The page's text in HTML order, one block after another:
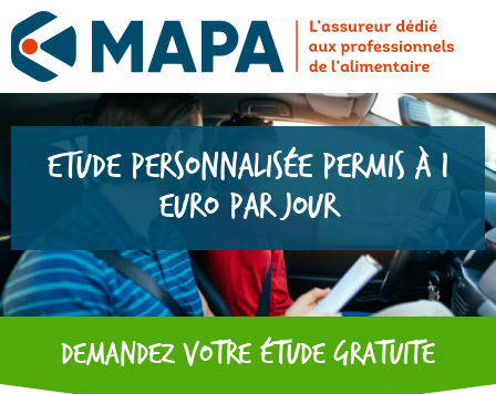
Etude personnalisée Permis à 1
euro par jour
Demandez votre étude gratuite